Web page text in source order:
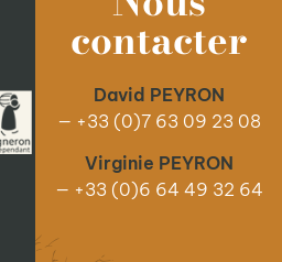
contacter
David PEYRON
— +33 (0)7 63 09 23 08
Virginie PEYRON
— +33 (0)6 64 49 32 64